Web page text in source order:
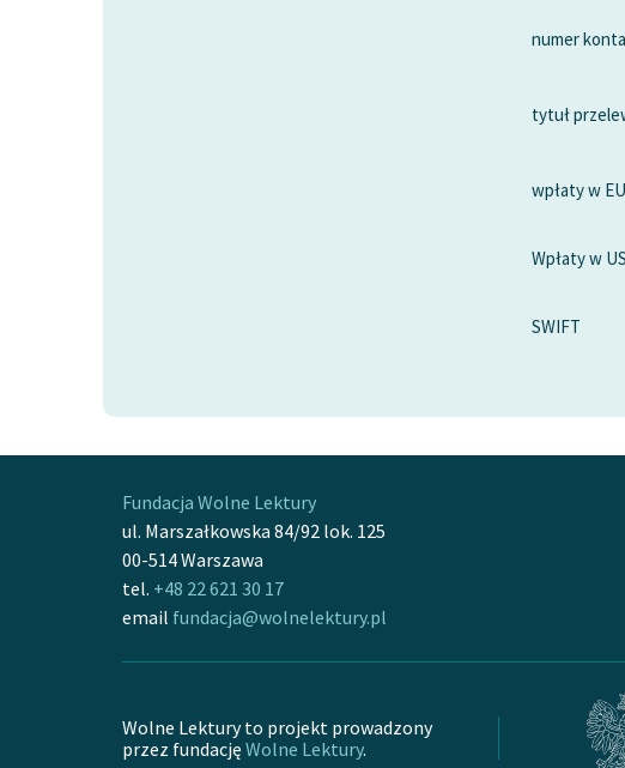
numer konta
tytuł
wpłaty w
Wpłaty w
SWIFT
Fundacja Wolne Lektury
ul. Marszałkowska 84/92 lok. 125
00-514 Warszawa
tel. +48 22 621 30 17
email fundacja@wolnelektury.pl
Wolne Lektury to projekt prowadzony
przez fundację Wolne Lektury.